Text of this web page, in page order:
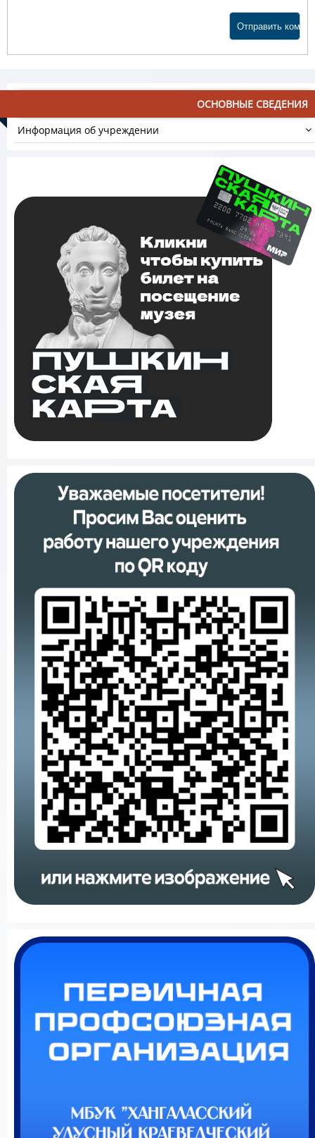
ОСНОВНЫЕ СВЕДЕНИЯ
Информация об учреждении